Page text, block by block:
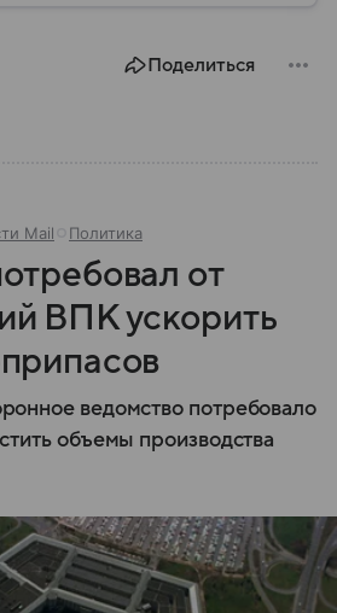
Поделиться
Mail Политика
от
ВПК ускорить
ведомство потребовало
объемы производства